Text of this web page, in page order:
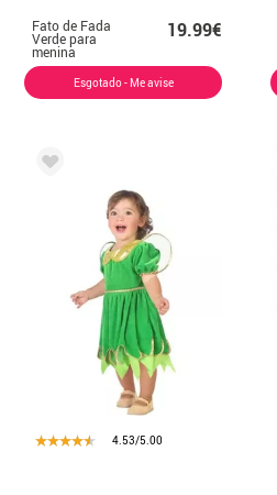
Fato de Fada
Verde para
menina
19.99€
Esgotado - Me avise
4.53/5.00